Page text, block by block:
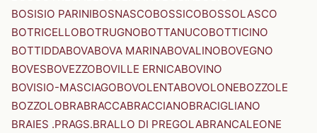
BOSISIO PARINIBOSNASCOBOSSICOBOSSOLASCO
BOTRICELLOBOTRUGNOBOTTANUCOBOTTICINO
BOTTIDDABOVABOVA MARINABOVALINOBOVEGNO
BOVESBOVEZZOBOVILLE ERNICABOVINO
BOVISIO-MASCIAGOBOVOLENTABOVOLONEBOZZOLE
BOZZOLOBRABRACCABRACCIANOBRACIGLIANO
BRAIES .PRAGS.BRALLO DI PREGOLABRANCALEONE